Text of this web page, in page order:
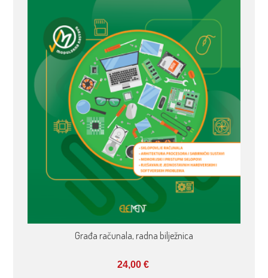
Građa računala, radna bilježnica
24,00 €